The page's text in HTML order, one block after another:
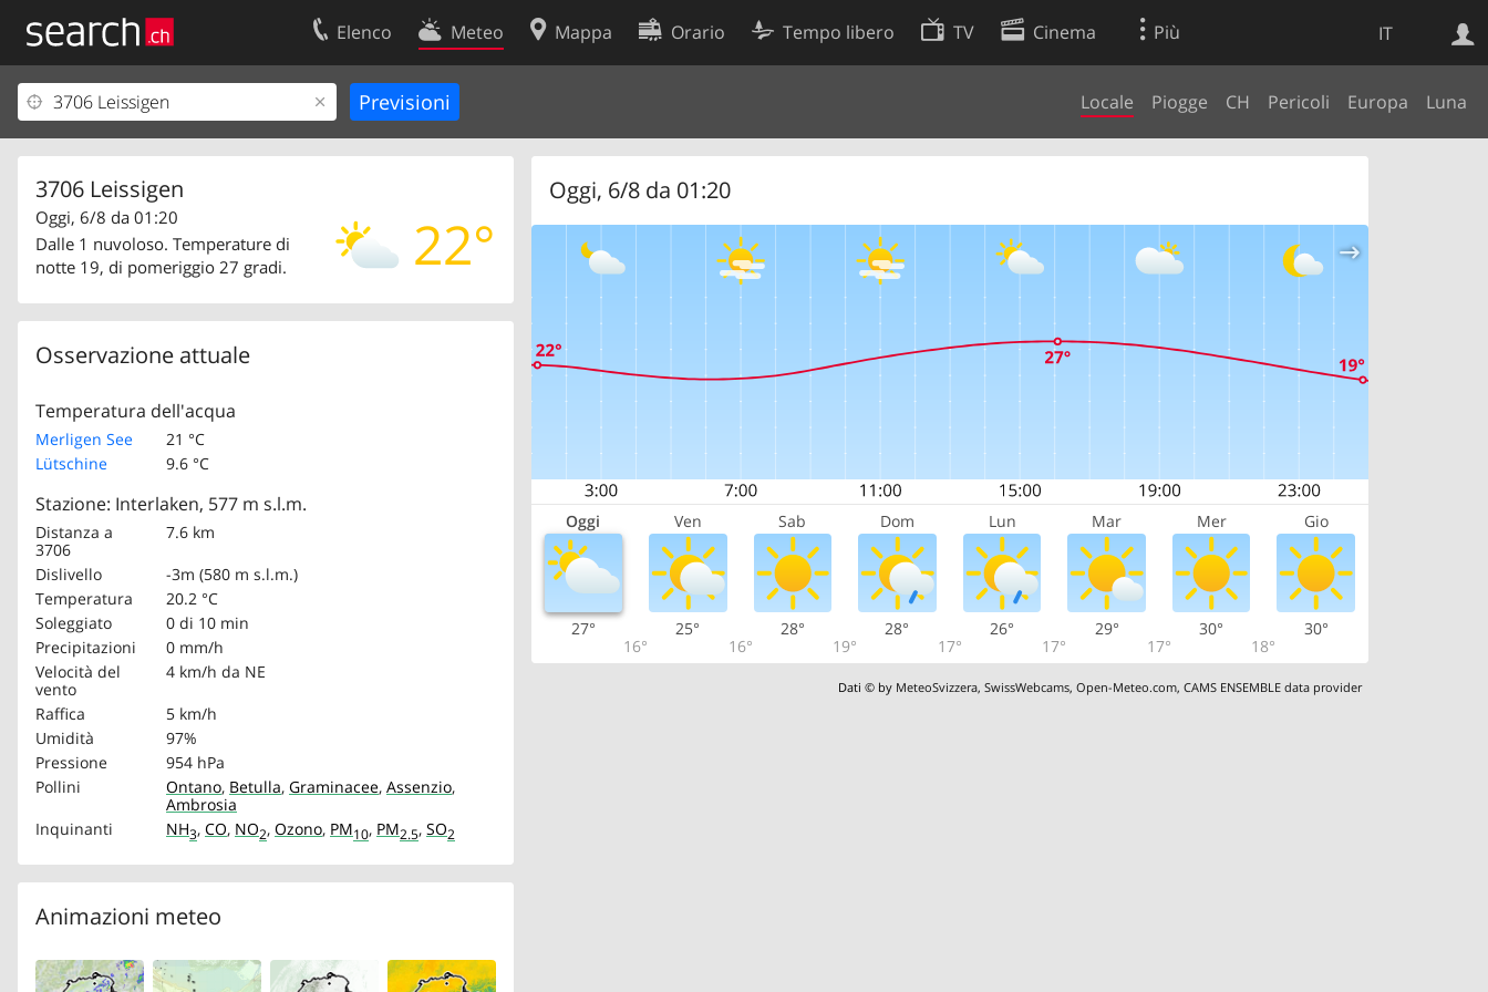
IT
Elenco Meteo Mappa Orario Tempo libero TV Cinema Più
Locale Piogge CH Pericoli Europa Luna
3706 Leissigen
22°
Oggi, 6/8 da 01:20
Dalle 1 nuvoloso. Temperature di
notte 19, di pomeriggio 27 gradi.
Osservazione attuale
Temperatura dell'acqua
Merligen See
21 °C
Lütschine
9.6 °C
Stazione: Interlaken, 577 m s.l.m.
Distanza a
3706
7.6 km
Dislivello
-3m (580 m s.l.m.)
Temperatura
20.2 °C
Soleggiato
0 di 10 min
Precipitazioni
0 mm/h
Velocità del
vento
4 km/h da NE
Raffica
5 km/h
Umidità
97%
Pressione
954 hPa
Pollini
Ontano, Betulla, Graminacee, Assenzio,
Ambrosia
Inquinanti
NH3, CO, NO2, Ozono, PM10, PM2.5, SO2
Animazioni meteo
Oggi, 6/8 da 01:20
Oggi Ven Sab Dom Lun Mar Mer Gio
27°
16°
25°
16°
28°
19°
28°
17°
26°
17°
29°
17°
30°
18°
30°
Dati © by MeteoSvizzera,SwissWebcams,Open-Meteo.com,CAMS ENSEMBLE data provider
Ricerca Web
Il vostro profolio
Area clienti
Contatti
Condizioni d’uso
Preferenze cookie